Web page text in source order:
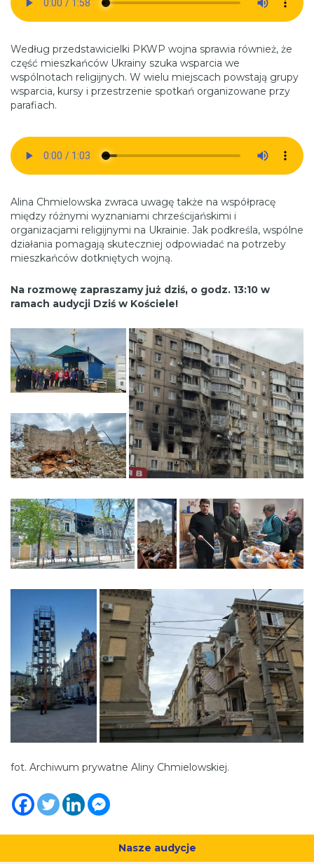
Według przedstawicielki PKWP wojna sprawia również, że
część mieszkańców Ukrainy szuka wsparcia we
wspólnotach religijnych. W wielu miejscach powstają grupy
wsparcia, kursy i przestrzenie spotkań organizowane przy
parafiach.
Alina Chmielowska zwraca uwagę także na współpracę
między różnymi wyznaniami chrześcijańskimi i
organizacjami religijnymi na Ukrainie. Jak podkreśla, wspólne
działania pomagają skuteczniej odpowiadać na potrzeby
mieszkańców dotkniętych wojną.
Na rozmowę zapraszamy już dziś, o godz. 13:10 w
ramach audycji Dziś w Kościele!
fot. Archiwum prywatne Aliny Chmielowskiej.
Nasze audycje